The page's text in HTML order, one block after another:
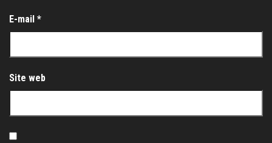
E-mail *
Site web